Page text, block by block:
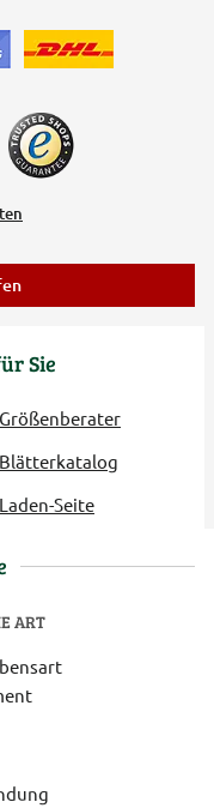
Sie
Größenberater
Blätterkatalog
Laden-Seite
ART